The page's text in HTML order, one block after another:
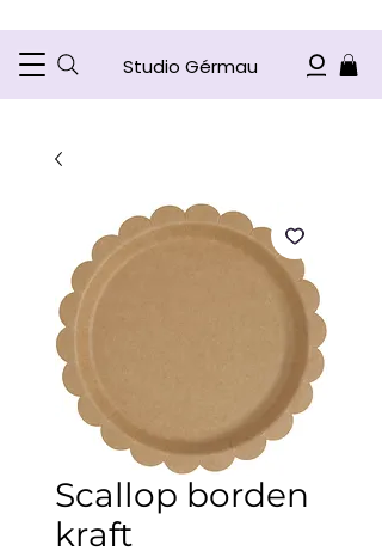
Studio Gérmau
Scallop borden
kraft